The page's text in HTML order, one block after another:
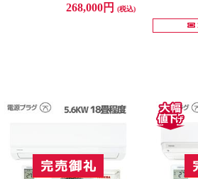
268,000円 (税込)